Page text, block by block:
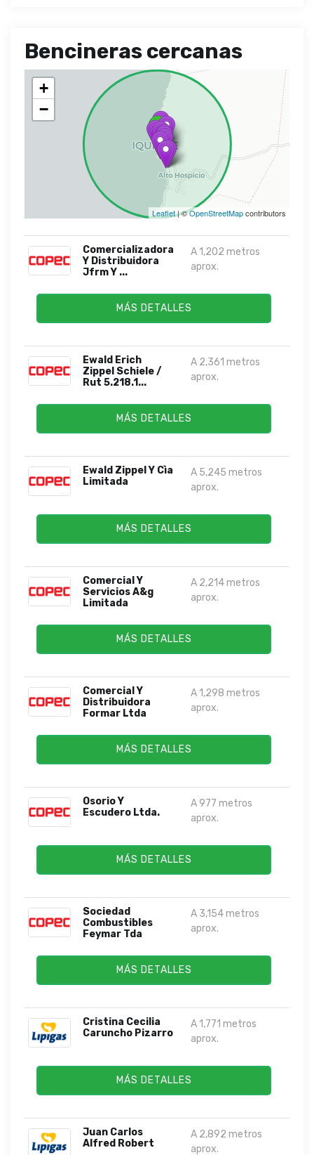
Bencineras cercanas
+
−
Leaflet| ©OpenStreetMapcontributors
Comercializadora
Y Distribuidora
Jfrm Y ...
A 1,202 metros
aprox.
MÁS DETALLES
Ewald Erich
Zippel Schiele /
Rut 5.218.1...
A 2,361 metros
aprox.
MÁS DETALLES
Ewald Zippel Y Cìa
Limitada
A 5,245 metros
aprox.
MÁS DETALLES
Comercial Y
Servicios A&g
Limitada
A 2,214 metros
aprox.
MÁS DETALLES
Comercial Y
Distribuidora
Formar Ltda
A 1,298 metros
aprox.
MÁS DETALLES
Osorio Y
Escudero Ltda.
A 977 metros
aprox.
MÁS DETALLES
Sociedad
Combustibles
Feymar Tda
A 3,154 metros
aprox.
MÁS DETALLES
Cristina Cecilia
Caruncho Pizarro
A 1,771 metros
aprox.
MÁS DETALLES
Juan Carlos
Alfred Robert
A 2,892 metros
aprox.